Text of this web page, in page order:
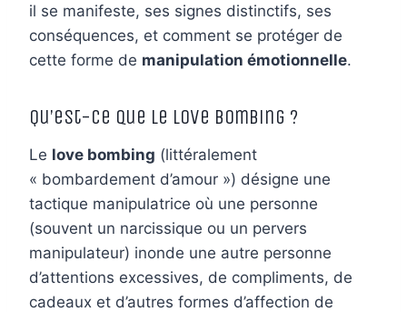
il se manifeste, ses signes distinctifs, ses
conséquences, et comment se protéger de
cette forme de manipulation émotionnelle.
Qu’est-ce que le Love Bombing ?
Le love bombing (littéralement
« bombardement d’amour ») désigne une
tactique manipulatrice où une personne
(souvent un narcissique ou un pervers
manipulateur) inonde une autre personne
d’attentions excessives, de compliments, de
cadeaux et d’autres formes d’affection de